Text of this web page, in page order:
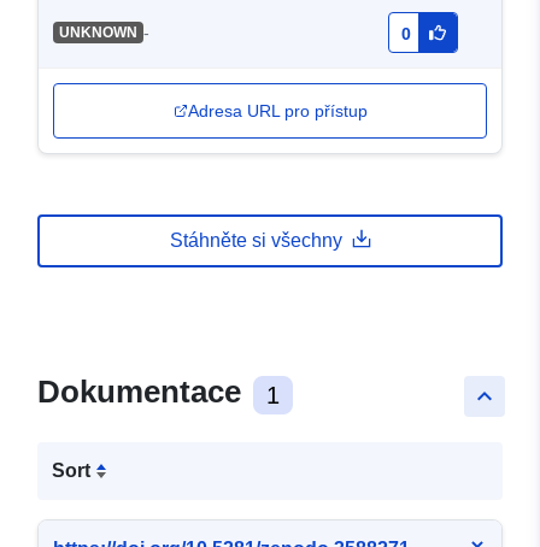
UNKNOWN - 0
Adresa URL pro přístup
Stáhněte si všechny
keyboard_arrow_up
Dokumentace 1
Sort